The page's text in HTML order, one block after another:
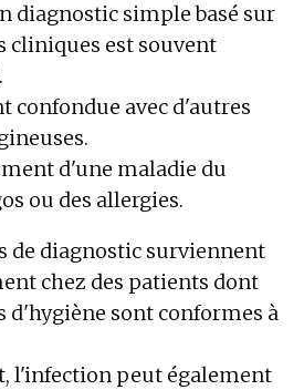
diagnostic simple basé sur
cliniques est souvent
confondue avec d'autres
d'une maladie du
ou des allergies.
de diagnostic surviennent
chez des patients dont
d'hygiène sont conformes à
l'infection peut également